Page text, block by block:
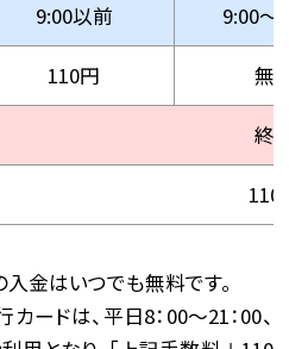
9:00以前 9:00〜
110円 無
終
110
入金はいつでも無料です。
ードは、平日8：00〜21：00、